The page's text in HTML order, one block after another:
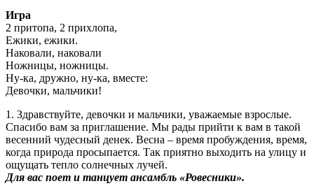
Игра
2 притопа, 2 прихлопа,
Ежики, ежики.
Наковали, наковали
Ножницы, ножницы.
Ну-ка, дружно, ну-ка, вместе:
Девочки, мальчики!
1. Здравствуйте, девочки и мальчики, уважаемые взрослые.
Спасибо вам за приглашение. Мы рады прийти к вам в такой
весенний чудесный денек. Весна – время пробуждения, время,
когда природа просыпается. Так приятно выходить на улицу и
ощущать тепло солнечных лучей.
Для вас поет и танцует ансамбль «Ровесники».